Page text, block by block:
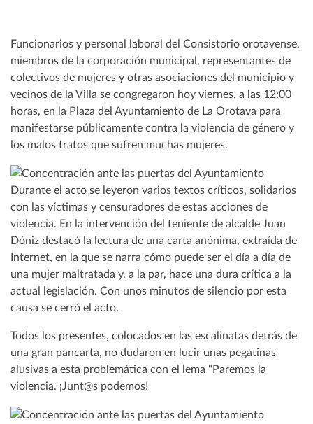
Funcionarios y personal laboral del Consistorio orotavense,
miembros de la corporación municipal, representantes de
colectivos de mujeres y otras asociaciones del municipio y
vecinos de la Villa se congregaron hoy viernes, a las 12:00
horas, en la Plaza del Ayuntamiento de La Orotava para
manifestarse públicamente contra la violencia de género y
los malos tratos que sufren muchas mujeres.
Durante el acto se leyeron varios textos críticos, solidarios
con las víctimas y censuradores de estas acciones de
violencia. En la intervención del teniente de alcalde Juan
Dóniz destacó la lectura de una carta anónima, extraída de
Internet, en la que se narra cómo puede ser el día a día de
una mujer maltratada y, a la par, hace una dura crítica a la
actual legislación. Con unos minutos de silencio por esta
causa se cerró el acto.
Todos los presentes, colocados en las escalinatas detrás de
una gran pancarta, no dudaron en lucir unas pegatinas
alusivas a esta problemática con el lema "Paremos la
violencia. ¡Junt@s podemos!